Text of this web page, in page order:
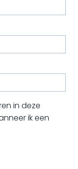
in deze
ik een